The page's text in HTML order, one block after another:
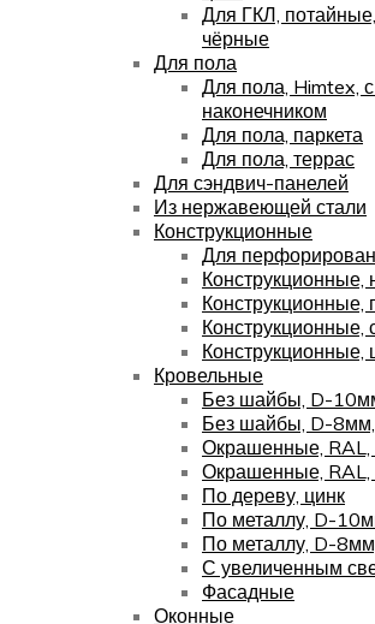
Для ГКЛ,
чёрные
Для пола
Для пола, Himtex,
наконечником
Для пола, паркета
Для пола, террас
Для сэндвич-панелей
Из нержавеющей стали
Конструкционные
Для
Конструкционные,
Конструкционные,
Конструкционные,
Кровельные
Без шайбы, D-
Без шайбы, D-
Окрашенные, RAL,
Окрашенные, RAL,
По дереву, цинк
По металлу, D-
По металлу, D-
С увеличенным
Фасадные
Оконные